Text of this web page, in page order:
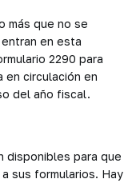
más que no se
en esta
2290 para
en circulación en
del año fiscal.
disponibles para que
sus formularios. Hay